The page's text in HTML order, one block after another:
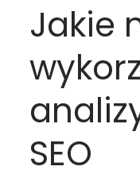
Jakie
SEO